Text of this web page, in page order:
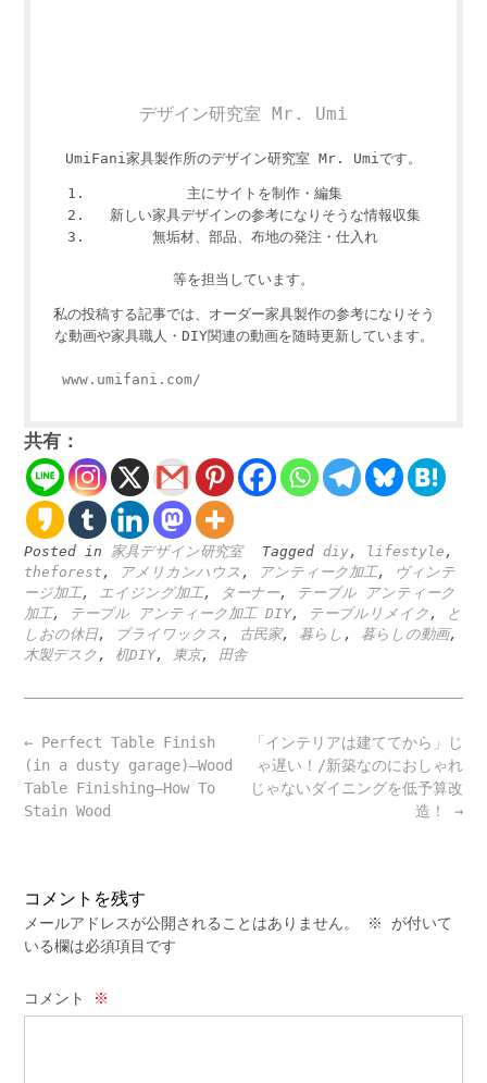
デザイン研究室 Mr. Umi
UmiFani家具製作所のデザイン研究室 Mr. Umiです。
主にサイトを制作・編集
新しい家具デザインの参考になりそうな情報収集
無垢材、部品、布地の発注・仕入れ
等を担当しています。
私の投稿する記事では、オーダー家具製作の参考になりそう
な動画や家具職人・DIY関連の動画を随時更新しています。
www.umifani.com/
共有：
Posted in 家具デザイン研究室 Tagged diy, lifestyle ,
theforest , アメリカンハウス , アンティーク加工,
ヴィンテ
ージ加工, エイジング加工, ターナー,
テーブル アンティーク
加工, テーブル アンティーク加工 DIY, テーブルリメイク ,
と
しおの休日, ブライワックス , 古民家, 暮らし , 暮らしの動画,
木製デスク , 机DIY, 東京, 田舎
Post
navigation
「インテリアは建ててから」じ
ゃ遅い！/新築なのにおしゃれ
じゃないダイニングを低予算改
造！ →
← Perfect Table Finish
(in a dusty garage)—Wood
Table Finishing—How To
Stain Wood
コメントを残す
メールアドレスが公開されることはありません。 ※
が付いて
いる欄は必須項目です
コメント ※